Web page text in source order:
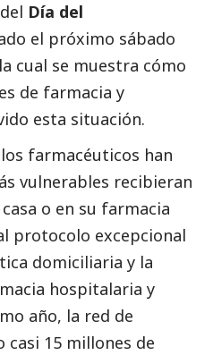
Día del
el próximo sábado
cual se muestra cómo
de farmacia y
esta situación.
farmacéuticos han
vulnerables recibieran
o en su farmacia
protocolo excepcional
domiciliaria y la
hospitalaria y
año, la red de
casi 15 millones de